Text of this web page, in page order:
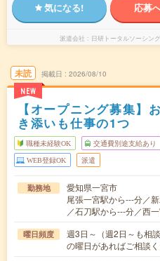
気になる! 応募
派遣会社 日研トータルソーシン
未読
NEW
掲載日 2026/08/10
【オープニング募集】
き添いも仕事の1つ
職種未経験OK 交通費別途支給あり
WEB登録OK 派遣
勤務地
愛知県一宮市
尾張一宮駅から---分／
／石刀駅から---分／西
曜日頻度
週3日～（週2日～も相
の曜日があればご相談く